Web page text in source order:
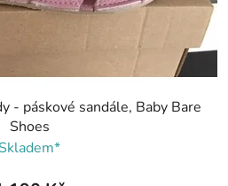
- páskové sandále, Baby Bare
Shoes
Skladem*